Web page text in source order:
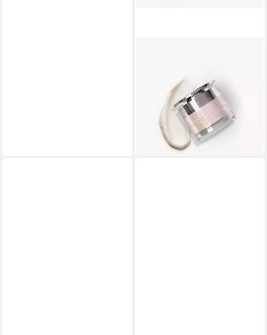
Vitalitätsschutz-Creme
Packung, 1-tlg., mit 50 g Inhalt
21,17 €
24,90 €
(42,34 €/ 100 g)
lieferbar - in 2-3 Werktagen bei dir